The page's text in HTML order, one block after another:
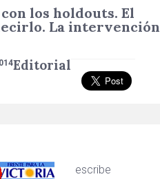
los holdouts. El
La intervención
Editorial
escribe